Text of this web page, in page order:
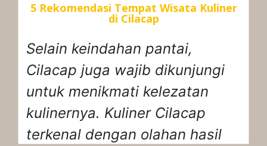
5 Rekomendasi Tempat Wisata Kuliner
di Cilacap
Selain keindahan pantai,
Cilacap juga wajib dikunjungi
untuk menikmati kelezatan
kulinernya. Kuliner Cilacap
terkenal dengan olahan hasil